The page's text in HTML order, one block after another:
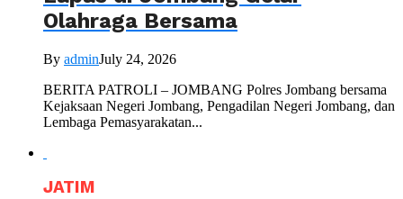
Olahraga Bersama
By adminJuly 24, 2026
BERITA PATROLI – JOMBANG Polres Jombang bersama
Kejaksaan Negeri Jombang, Pengadilan Negeri Jombang, dan
Lembaga Pemasyarakatan...
JATIM